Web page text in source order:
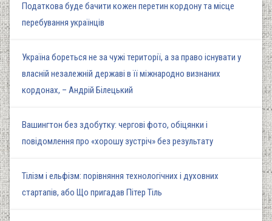
Податкова буде бачити кожен перетин кордону та місце
перебування українців
Україна бореться не за чужі території, а за право існувати у
власній незалежній державі в її міжнародно визнаних
кордонах, – Андрій Білецький
Вашингтон без здобутку: чергові фото, обіцянки і
повідомлення про «хорошу зустріч» без результату
Тілізм і ельфізм: порівняння технологічних і духовних
стартапів, або Що пригадав Пітер Тіль